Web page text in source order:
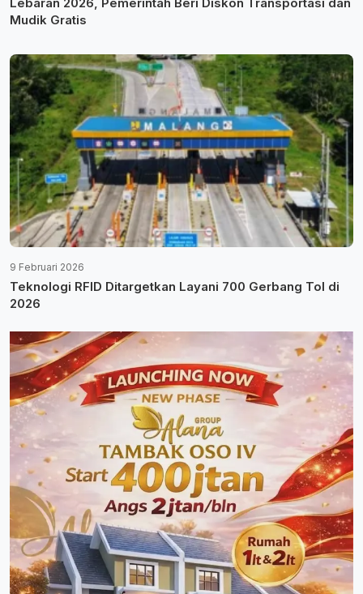
Mudik Gratis
9 Februari 2026
Teknologi RFID Ditargetkan Layani 700 Gerbang Tol di
2026